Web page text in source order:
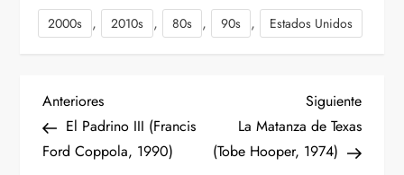
2000s , 2010s , 80s , 90s , Estados Unidos
N
a
Entrada
anterior
Anteriores
El Padrino III (Francis
Ford Coppola, 1990)
Siguiente
La Matanza de Texas
(Tobe Hooper, 1974)